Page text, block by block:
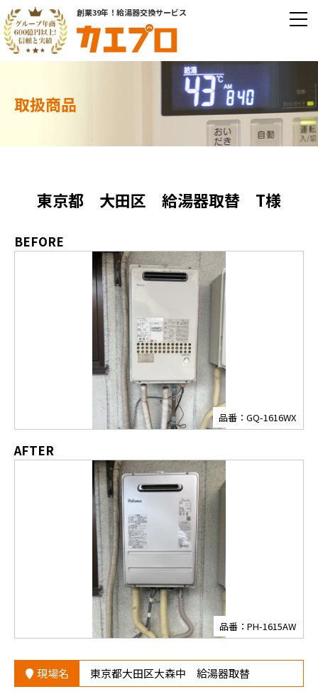
創業39年！給湯器交換サービス
取扱商品
東京都 大田区 給湯器取替 T様
BEFORE
品番：GQ-1616WX
AFTER
品番：PH-1615AW
現場名 東京都大田区大森中 給湯器取替